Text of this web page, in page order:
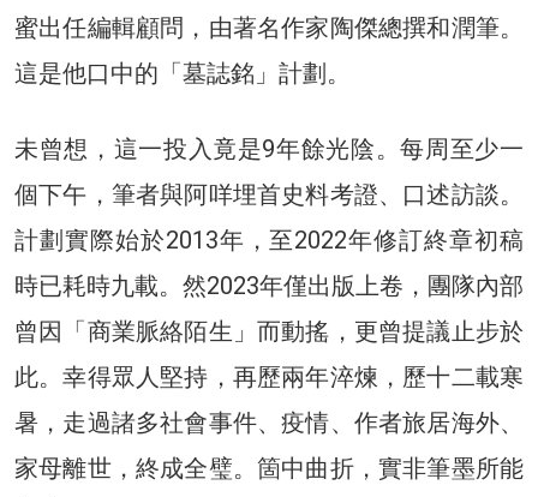
蜜出任編輯顧問，由著名作家陶傑總撰和潤筆。
這是他口中的「墓誌銘」計劃。
未曾想，這一投入竟是9年餘光陰。每周至少一
個下午，筆者與阿咩埋首史料考證、口述訪談。
計劃實際始於2013年，至2022年修訂終章初稿
時已耗時九載。然2023年僅出版上卷，團隊內部
曾因「商業脈絡陌生」而動搖，更曾提議止步於
此。幸得眾人堅持，再歷兩年淬煉，歷十二載寒
暑，走過諸多社會事件、疫情、作者旅居海外、
家母離世，終成全璧。箇中曲折，實非筆墨所能